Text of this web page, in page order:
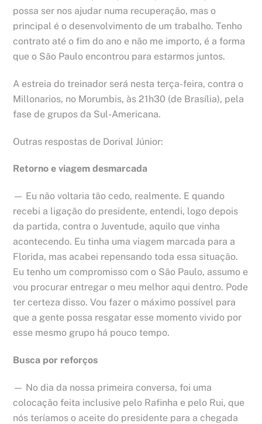
possa ser nos ajudar numa recuperação, mas o
principal é o desenvolvimento de um trabalho. Tenho
contrato até o fim do ano e não me importo, é a forma
que o São Paulo encontrou para estarmos juntos.
A estreia do treinador será nesta terça-feira, contra o
Millonarios, no Morumbis, às 21h30 (de Brasília), pela
fase de grupos da Sul-Americana.
Outras respostas de Dorival Júnior:
Retorno e viagem desmarcada
— Eu não voltaria tão cedo, realmente. E quando
recebi a ligação do presidente, entendi, logo depois
da partida, contra o Juventude, aquilo que vinha
acontecendo. Eu tinha uma viagem marcada para a
Florida, mas acabei repensando toda essa situação.
Eu tenho um compromisso com o São Paulo, assumo e
vou procurar entregar o meu melhor aqui dentro. Pode
ter certeza disso. Vou fazer o máximo possível para
que a gente possa resgatar esse momento vivido por
esse mesmo grupo há pouco tempo.
Busca por reforços
— No dia da nossa primeira conversa, foi uma
colocação feita inclusive pelo Rafinha e pelo Rui, que
nós teríamos o aceite do presidente para a chegada